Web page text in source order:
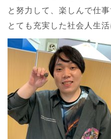
と努力して、楽しんで仕
とても充実した社会人生